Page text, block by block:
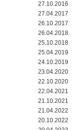
27.10.2016
27.04.2017
26.10.2017
26.04.2018
25.10.2018
25.04.2019
24.10.2019
23.04.2020
22.10.2020
22.04.2021
21.10.2021
21.04.2022
20.10.2022